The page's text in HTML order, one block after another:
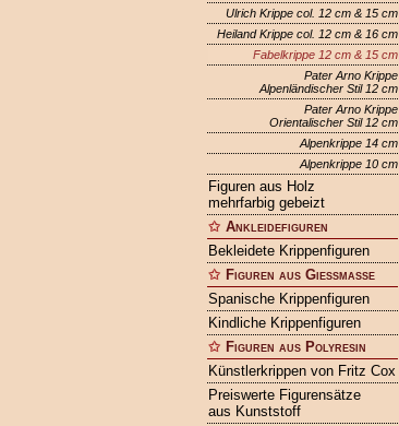
Ulrich Krippe col. 12 cm & 15 cm
Heiland Krippe col. 12 cm & 16 cm
Fabelkrippe 12 cm & 15 cm
Pater Arno Krippe
Alpenländischer Stil 12 cm
Pater Arno Krippe
Orientalischer Stil 12 cm
Alpenkrippe 14 cm
Alpenkrippe 10 cm
Figuren aus Holz
mehrfarbig gebeizt
Ankleidefiguren
Bekleidete Krippenfiguren
Figuren aus Gießmasse
Spanische Krippenfiguren
Kindliche Krippenfiguren
Figuren aus Polyresin
Künstlerkrippen von Fritz Cox
Preiswerte Figurensätze
aus Kunststoff